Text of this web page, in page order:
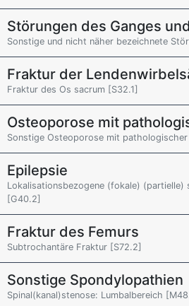
Störungen des Ganges
Sonstige und nicht näher bezeichnete
Fraktur der
Fraktur des Os sacrum [S32.1]
Osteoporose mit
Sonstige Osteoporose mit
Epilepsie
Lokalisationsbezogene (fokale)
[G40.2]
Fraktur des Femurs
Subtrochantäre Fraktur [S72.2]
Sonstige Spondylopathien
Spinal(kanal)stenose: Lumbalbereich